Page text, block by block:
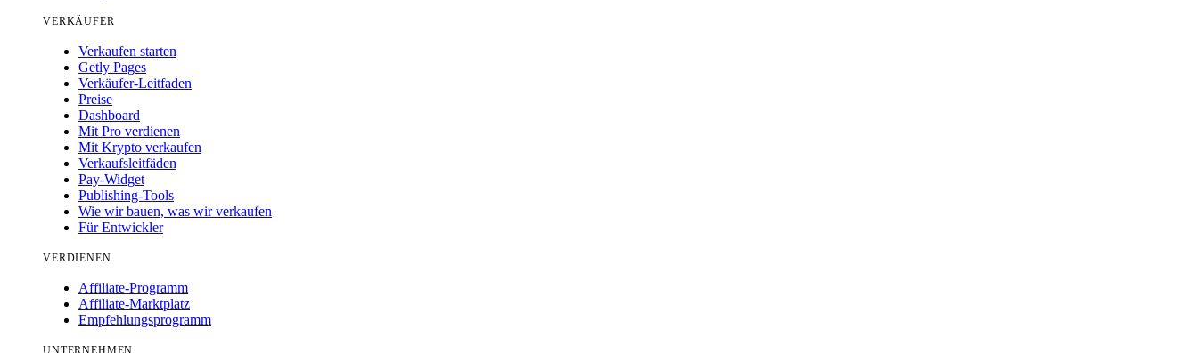
VERKÄUFER
Verkaufen starten
Getly Pages
Verkäufer-Leitfaden
Preise
Dashboard
Mit Pro verdienen
Mit Krypto verkaufen
Verkaufsleitfäden
Pay-Widget
Publishing-Tools
Wie wir bauen, was wir verkaufen
Für Entwickler
VERDIENEN
Affiliate-Programm
Affiliate-Marktplatz
Empfehlungsprogramm
UNTERNEHMEN